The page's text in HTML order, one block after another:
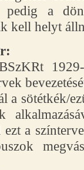
pedig a
kell helyt
a sötétkék/
ezt a